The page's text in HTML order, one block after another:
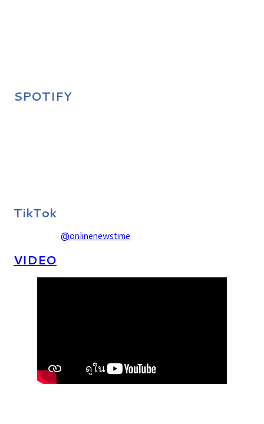
SPOTIFY
TikTok
@onlinenewstime
VIDEO